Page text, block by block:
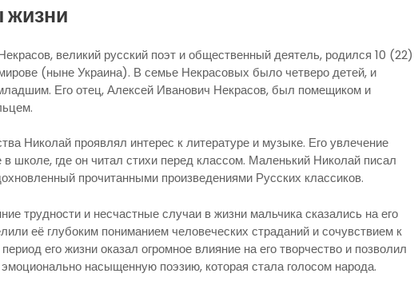
жизни
великий русский поэт и общественный деятель, родился 10 (22)
(ныне Украина). В семье Некрасовых было четверо детей, и
Его отец, Алексей Иванович Некрасов, был помещиком и
Николай проявлял интерес к литературе и музыке. Его увлечение
в школе, где он читал стихи перед классом. Маленький Николай писал
прочитанными произведениями Русских классиков.
трудности и несчастные случаи в жизни мальчика сказались на его
её глубоким пониманием человеческих страданий и сочувствием к
его жизни оказал огромное влияние на его творчество и позволил
насыщенную поэзию, которая стала голосом народа.